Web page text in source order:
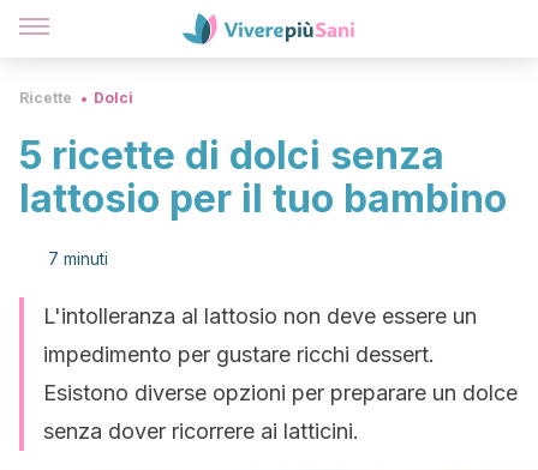
Ricette Dolci
5 ricette di dolci senza
lattosio per il tuo bambino
7 minuti
L'intolleranza al lattosio non deve essere un
impedimento per gustare ricchi dessert.
Esistono diverse opzioni per preparare un dolce
senza dover ricorrere ai latticini.